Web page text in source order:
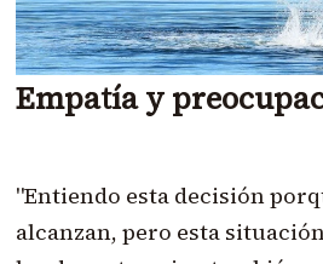
Empatía y
"Entiendo esta decisión
alcanzan, pero esta